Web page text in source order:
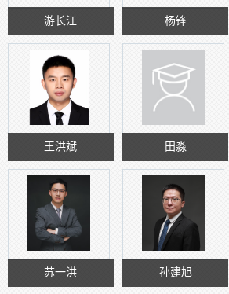
游长江 杨锋
王洪斌 田淼
苏一洪 孙建旭